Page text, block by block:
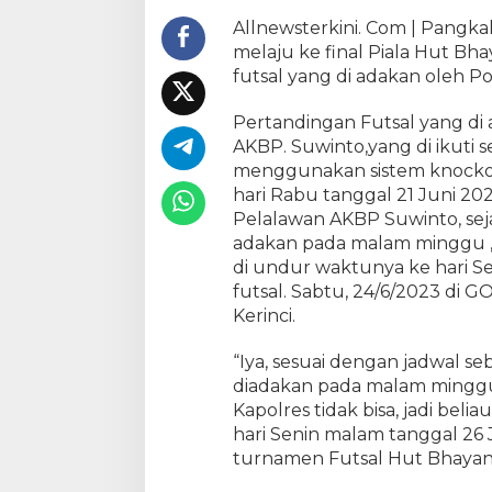
j
a
w
l
i
F
c
M
a
j
e
F
i
n
a
Allnewsterkini. Com |
melaju ke final Piala Hut
futsal yang di adakan oleh
Pertandingan Futsal yang di
AKBP. Suwinto,yang di ikuti
menggunakan sistem
hari Rabu tanggal 21 Juni
Pelalawan AKBP Suwinto,
adakan pada malam minggu
di undur waktunya ke hari
futsal. Sabtu, 24/6/2023 di
Kerinci.
“Iya, sesuai dengan jadwal
diadakan pada malam
Kapolres tidak bisa, jadi
hari Senin malam tanggal
turnamen Futsal Hut